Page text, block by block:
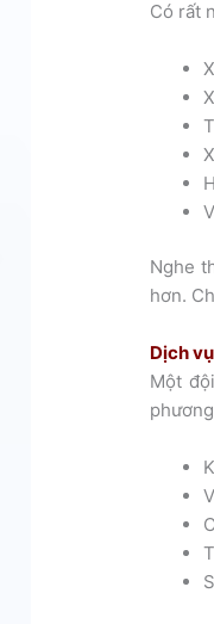
Có rất
Nghe
hơn.
Dịch
Một